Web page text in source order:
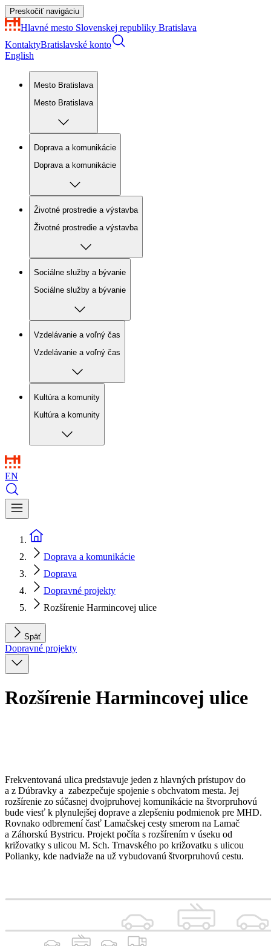
Preskočiť navigáciu
Hlavné mesto Slovenskej republiky Bratislava
KontaktyBratislavské konto
English
Mesto Bratislava
Mesto Bratislava
Doprava a komunikácie
Doprava a komunikácie
Životné prostredie a výstavba
Životné prostredie a výstavba
Sociálne služby a bývanie
Sociálne služby a bývanie
Vzdelávanie a voľný čas
Vzdelávanie a voľný čas
Kultúra a komunity
Kultúra a komunity
EN
Doprava a komunikácie
Doprava
Dopravné projekty
Rozšírenie Harmincovej ulice
Späť
Dopravné projekty
Rozšírenie Harmincovej ulice
Frekventovaná ulica predstavuje jeden z hlavných prístupov do
a z Dúbravky a zabezpečuje spojenie s obchvatom mesta. Jej
rozšírenie zo súčasnej dvojpruhovej komunikácie na štvorpruhovú
bude viesť k plynulejšej doprave a zlepšeniu podmienok pre MHD.
Rovnako odbremení časť Lamačskej cesty smerom na Lamač
a Záhorskú Bystricu. Projekt počíta s rozšírením v úseku od
križovatky s ulicou M. Sch. Trnavského po križovatku s ulicou
Polianky, kde nadviaže na už vybudovanú štvorpruhovú cestu.